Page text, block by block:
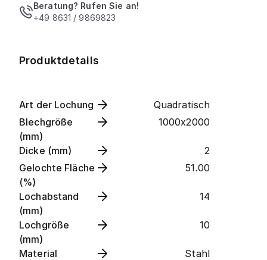
Beratung? Rufen Sie an!
+49 8631 / 9869823
Produktdetails
Art der Lochung
Quadratisch
Blechgröße
(mm)
1000x2000
Dicke (mm)
2
Gelochte Fläche
(%)
51.00
Lochabstand
(mm)
14
Lochgröße
(mm)
10
Material Stahl